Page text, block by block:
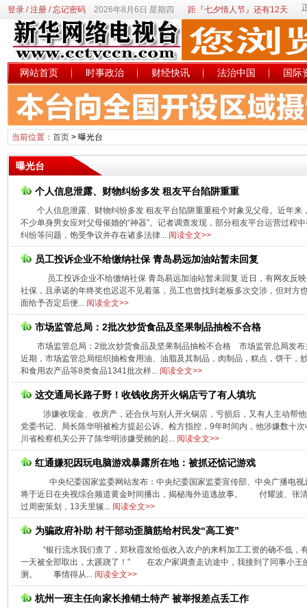
登录/注册/忘记密码 2026年8月6日 星期四 距『七夕情人节』还有12天
网站首页 时事政治 财经快讯 法治中国 国际
当前位置： 首页> 曝光台
曝光台
个人信息泄露、财物纠纷多发 租友平台陷阱重重
个人信息泄露、财物纠纷多发 租友平台陷阱重重租个对象见父母。近年
不少单身男女应对父母催婚的“神器”。记者调查发现，部分租友平台运营过程
纠纷等问题，饱受争议并存在诸多法律... 阅读全文>>
员工投诉企业不给缴纳社保 青岛易远加油站暂未回复
员工投诉企业不给缴纳社保 青岛易远加油站暂未回复 近日，有网友反
社保，且承诺的年终奖也迟迟不见着落，员工也曾找到老板多次交涉，但对方
面给予否定后便... 阅读全文>>
市场监管总局：2批次炒货食品及坚果制品抽检不合格
市场监管总局：2批次炒货食品及坚果制品抽检不合格 市场监管总局发
近期，市场监管总局组织抽检食用油、油脂及其制品，肉制品，糕点，饼干，
和食用农产品等8类食品1341批次样... 阅读全文>>
这交通局长路子野！收钱收房开火锅店亏了有人填坑
涉嫌收现金、收房产，还合伙与别人开火锅店，亏损后，又有人主动帮
党委书记、局长陈华明被检方提起公诉。检方指控，9年时间内，他涉嫌数
川省检察机关公开了陈华明涉嫌受贿的起... 阅读全文>>
红通嫌犯因玩电脑游戏暴露所在地：被抓还惦记游戏
中央纪委国家监委网站发布：中央纪委国家监委宣传部、中央广播电视
将于近日在央视综合频道黄金时间播出，揭秘海外追逃故事。 付耀波、张清
过周密策划，13天里辗... 阅读全文>>
为骗政府补助 村干部动歪脑筋给村民发“高工资”
“银行流水我们查了，郑秋霞发给低收入农户的来料加工工资的确不低，
一天被全部取出，太蹊跷了！” 在农户家调查走访途中，我接到了同事小王
测。 事情得从... 阅读全文>>
杭州一班主任向家长推销土特产 被举报差点丢工作